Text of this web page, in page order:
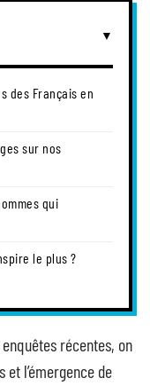
des Français en
sur nos
qui
le plus ?
récentes, on
l’émergence de